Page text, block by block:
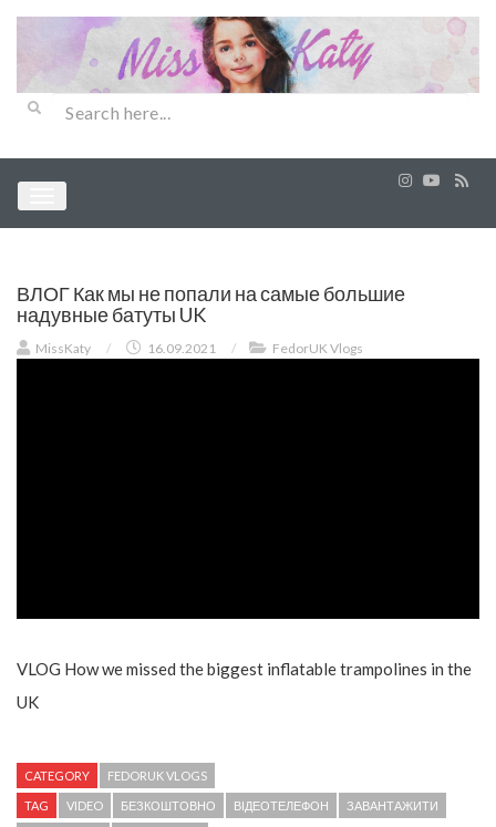
ВЛОГ Как мы не попали на самые большие
надувные батуты UK
MissKaty / 16.09.2021 / FedorUK Vlogs
VLOG How we missed the biggest inflatable trampolines in the
UK
CATEGORY FEDORUK VLOGS
TAG VIDEO БЕЗКОШТОВНО ВІДЕОТЕЛЕФОН ЗАВАНТАЖИТИ